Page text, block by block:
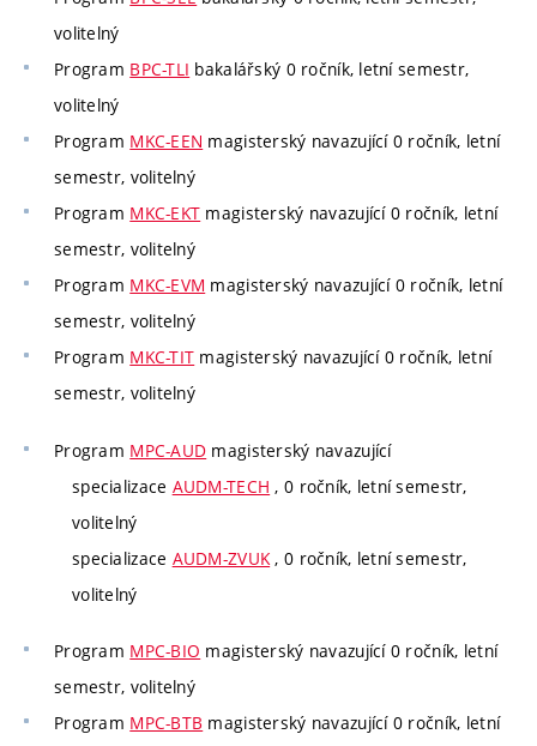
volitelný
Program BPC-TLI bakalářský 0 ročník, letní semestr,
volitelný
Program MKC-EEN magisterský navazující 0 ročník, letní
semestr, volitelný
Program MKC-EKT magisterský navazující 0 ročník, letní
semestr, volitelný
Program MKC-EVM magisterský navazující 0 ročník, letní
semestr, volitelný
Program MKC-TIT magisterský navazující 0 ročník, letní
semestr, volitelný
Program MPC-AUD magisterský navazující
specializace AUDM-TECH , 0 ročník, letní semestr,
volitelný
specializace AUDM-ZVUK , 0 ročník, letní semestr,
volitelný
Program MPC-BIO magisterský navazující 0 ročník, letní
semestr, volitelný
Program MPC-BTB magisterský navazující 0 ročník, letní